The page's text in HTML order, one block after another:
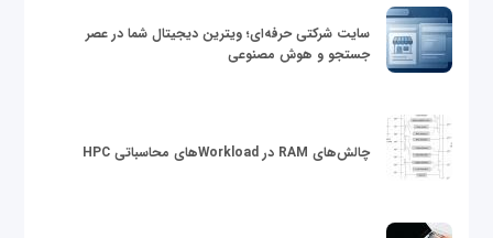
سایت شرکتی حرفه‌ای؛ ویترین دیجیتال شما در عصر
جستجو و هوش مصنوعی
چالش‌های RAM در Workloadهای محاسباتی HPC